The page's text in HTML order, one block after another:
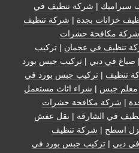
سيراميك | شركة تنظيف في
خزانات بجدة | شركة تنظيف
شركة مكافحة حشرات
تنظيف في عجمان | تركيب
| صباغ في دبي | تركيب جبس بورد
تنظيف | تركيب جبس بورد في
معلم جبس | شراء اثاث مستعمل
| شركة مكافحة حشرات
في الشارقة | نقل عفش
اسطح | شركة تنظيف
دبي | تركيب جبس بورد في